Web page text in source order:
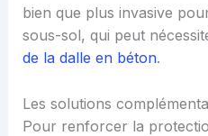
bien que plus invasive
sous-sol, qui peut
de la dalle en béton.
Les solutions
Pour renforcer la